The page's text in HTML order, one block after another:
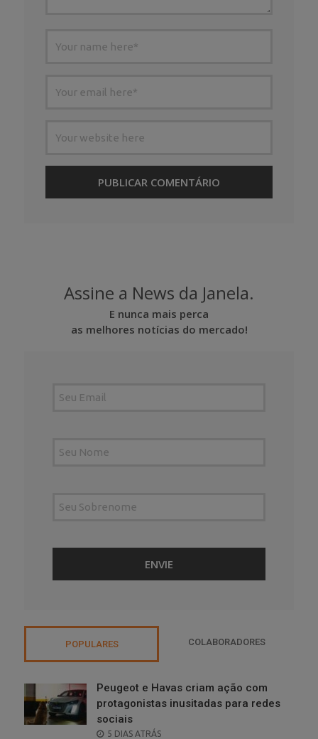
Assine a News da Janela.
E nunca mais perca
as melhores notícias do mercado!
POPULARES COLABORADORES
Peugeot e Havas criam ação com
protagonistas inusitadas para redes
sociais
POSTED
5 DIAS ATRÁS